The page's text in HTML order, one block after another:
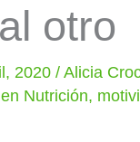
otro
2020/Alicia
Nutrición,